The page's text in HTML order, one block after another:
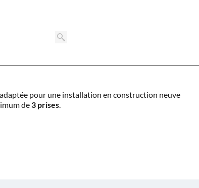
pour une installation en construction neuve
de 3 prises.